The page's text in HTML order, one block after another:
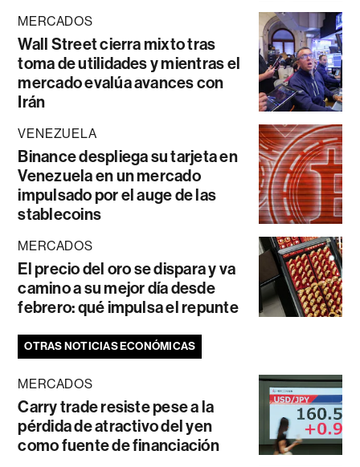
MERCADOS
Wall Street cierra mixto tras
toma de utilidades y mientras el
mercado evalúa avances con
Irán
VENEZUELA
Binance despliega su tarjeta en
Venezuela en un mercado
impulsado por el auge de las
stablecoins
MERCADOS
El precio del oro se dispara y va
camino a su mejor día desde
febrero: qué impulsa el repunte
OTRAS NOTICIAS ECONÓMICAS
MERCADOS
Carry trade resiste pese a la
pérdida de atractivo del yen
como fuente de financiación